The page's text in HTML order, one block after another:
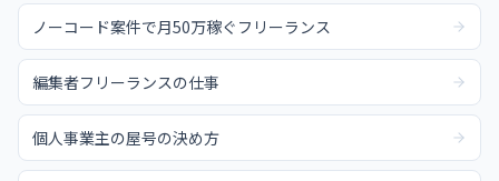
ノーコード案件で月50万稼ぐフリーランス
編集者フリーランスの仕事
個人事業主の屋号の決め方